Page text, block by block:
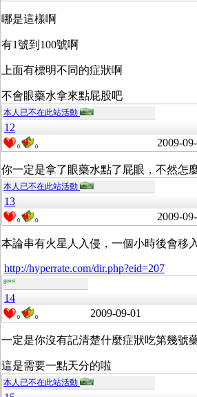
哪是這樣啊
有1號到100號啊
上面有標明不同的症狀啊
不會眼藥水拿來點屁股吧
本人已不在此站活動
12
0 0 2009-
你一定是拿了眼藥水點了屁眼，不然怎
本人已不在此站活動
13
0 0 2009-
本論串有火星人入侵，一個小時後會移
http://hyperrate.com/dir.php?eid=207
guest
14
0 0 2009-09-01
一定是你沒有記清楚什麼症狀吃第幾號
這是需要一點天分的啦
本人已不在此站活動